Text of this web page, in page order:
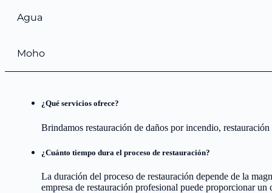
Agua
Moho
¿Qué servicios ofrece?
Brindamos restauración de daños por incendio,
¿Cuánto tiempo dura el proceso de restauración?
La duración del proceso de restauración depende de la
empresa de restauración profesional puede proporcionar